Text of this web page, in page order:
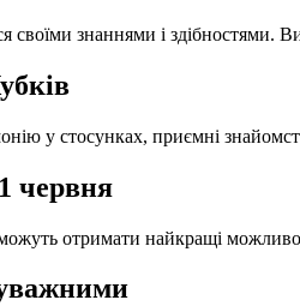
своїми знаннями і здібностями.
у стосунках, приємні
червня
можуть отримати найкращі